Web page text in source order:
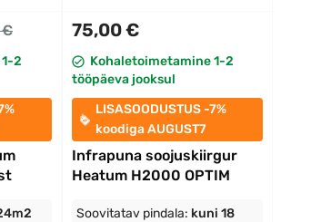
€
2
75,00 €
Kohaletoimetamine 1-2
tööpäeva jooksul
LISASOODUSTUS -7%
koodiga AUGUST7
Infrapuna soojuskiirgur
Heatum H2000 OPTIM
Soovitatav pindala: kuni 18